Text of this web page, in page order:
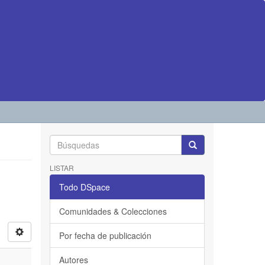
LISTAR
Todo DSpace
Comunidades & Colecciones
Por fecha de publicación
Autores